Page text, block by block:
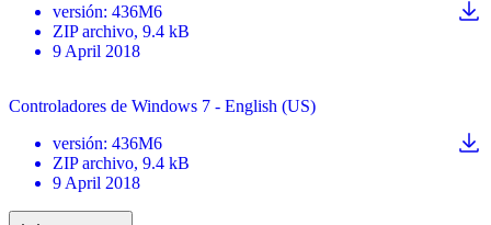
versión: 436M6
ZIP archivo, 9.4 kB
9 April 2018
Controladores de Windows 7 - English (US)
versión: 436M6
ZIP archivo, 9.4 kB
9 April 2018